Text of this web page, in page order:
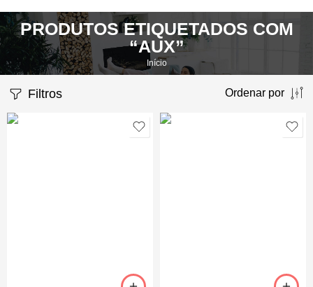
PRODUTOS ETIQUETADOS COM
“AUX”
Início
Filtros Ordenar por